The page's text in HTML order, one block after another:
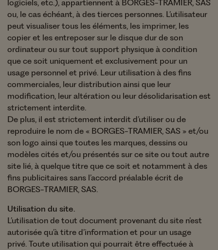
logiciels, etc.), appartiennent à BORGES-TRAMIER, SAS
ou, le cas échéant, à des tierces personnes. L’utilisateur
peut visualiser tous les éléments, les imprimer, les
copier et les entreposer sur le disque dur de son
ordinateur ou sur tout support physique à condition
que ce soit uniquement et exclusivement pour un
usage personnel et privé. Leur utilisation à des fins
commerciales, leur distribution ainsi que leur
modification, leur altération ou leur désolidarisation est
strictement interdite.
De plus, il est strictement interdit d’utiliser ou de
reproduire le nom de « BORGES-TRAMIER, SAS » et/ou
son logo ainsi que toutes les marques, dessins ou
modèles cités et/ou présentés sur ce site ou tout autre
site lié, à quelque titre que ce soit et notamment à des
fins publicitaires sans l’accord préalable écrit de
BORGES-TRAMIER, SAS.
Utilisation du site.
L’utilisation de tout document provenant du site n’est
autorisée qu’à titre d’information et pour un usage
privé. Toute utilisation qui pourrait être effectuée à